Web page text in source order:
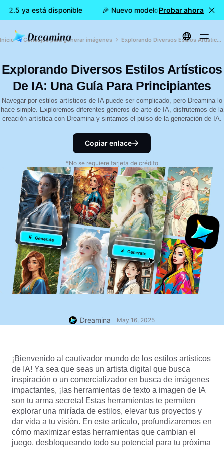
2.5 ya está disponible 🎉 Nuevo modelo DISPONIBLE:
Probar ahora
Inicio Consejos para generar imágenes Explorando Diversos Estilos Artísticos De IA: Una Guía Para Principiantes
Explorando Diversos Estilos Artísticos
De IA: Una Guía Para Principiantes
Navegar por estilos artísticos de IA puede ser complicado, pero Dreamina lo
hace simple. Exploremos diferentes géneros de arte de IA, disfrutemos de la
creación artística con Dreamina y sintamos el pulso de la generación de IA.
Copiar enlace
*No se requiere tarjeta de crédito
Dreamina May 16, 2025
¡Bienvenido al cautivador mundo de los estilos artísticos
de IA! Ya sea que seas un artista digital que busca
inspiración o un comercializador en busca de imágenes
impactantes, ¡las herramientas de texto a imagen de IA
son tu arma secreta! Estas herramientas te permiten
explorar una miríada de estilos, elevar tus proyectos y
dar vida a tu visión. En este artículo, profundizaremos en
cómo maximizar estas herramientas que cambian el
juego, desbloqueando todo su potencial para tu próxima